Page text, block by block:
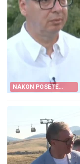
NAKON POSETE
JUGOZAPADU